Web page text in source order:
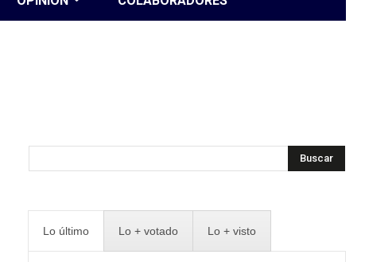
Buscar
Lo último Lo + votado Lo + visto